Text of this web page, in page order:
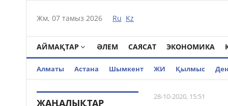
Жм, 07 тамыз 2026 Ru Kz
АЙМАҚТАР ӘЛЕМ САЯСАТ ЭКОНОМИКА
Алматы Астана Шымкент ЖИ Қылмыс
ЖАҢАЛЫҚТАР
28-10-2020, 15:51